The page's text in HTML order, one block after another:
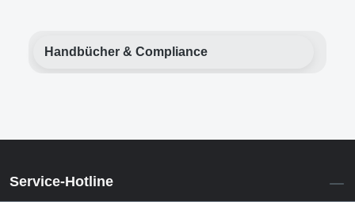
Handbücher & Compliance
Service-Hotline